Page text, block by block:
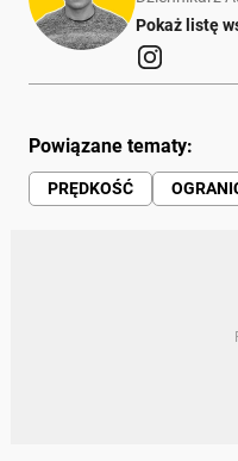
Pokaż listę
Powiązane tematy:
PRĘDKOŚĆ
PRZEKROCZENIE